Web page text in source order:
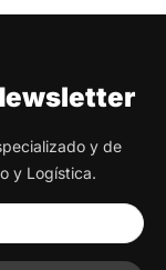
y de
y Logística.